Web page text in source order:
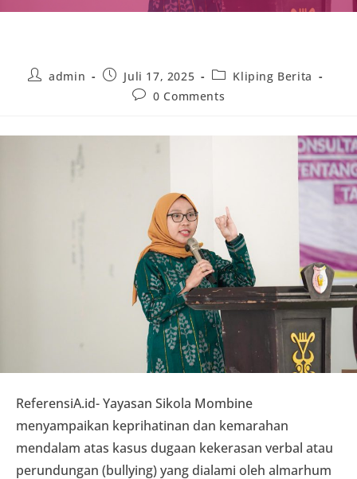
Postadmin
Post
published:
Juli 17, 2025
Post
category:
Kliping Berita
Post0 Comments
ReferensiA.id- Yayasan Sikola Mombine
menyampaikan keprihatinan dan kemarahan
mendalam atas kasus dugaan kekerasan verbal atau
perundungan (bullying) yang dialami oleh almarhum